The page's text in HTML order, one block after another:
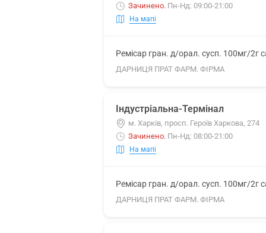
Зачинено. Пн-Нд: 09:00-21:00
На мапі
Ремісар гран. д/орал. сусп. 100мг/2г
ДАРНИЦЯ ПРАТ ФАРМ. ФІРМА
Індустріальна-Термінал
м. Харків, просп. Героїв Харкова, 274
Зачинено. Пн-Нд: 08:00-21:00
На мапі
Ремісар гран. д/орал. сусп. 100мг/2г
ДАРНИЦЯ ПРАТ ФАРМ. ФІРМА